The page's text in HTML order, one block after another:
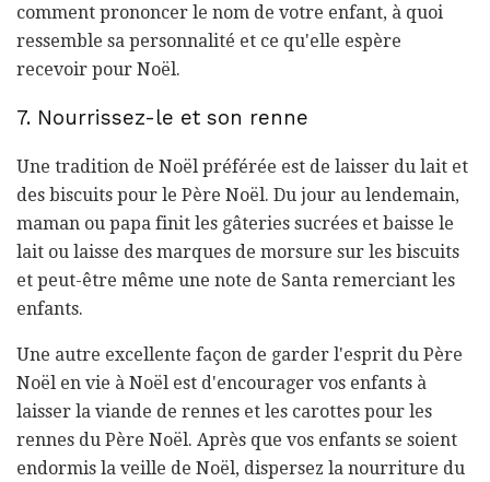
comment prononcer le nom de votre enfant, à quoi
ressemble sa personnalité et ce qu'elle espère
recevoir pour Noël.
7. Nourrissez-le et son renne
Une tradition de Noël préférée est de laisser du lait et
des biscuits pour le Père Noël. Du jour au lendemain,
maman ou papa finit les gâteries sucrées et baisse le
lait ou laisse des marques de morsure sur les biscuits
et peut-être même une note de Santa remerciant les
enfants.
Une autre excellente façon de garder l'esprit du Père
Noël en vie à Noël est d'encourager vos enfants à
laisser la viande de rennes et les carottes pour les
rennes du Père Noël. Après que vos enfants se soient
endormis la veille de Noël, dispersez la nourriture du